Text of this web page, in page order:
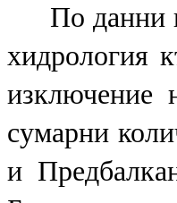
По данни
изключение
сумарни
и